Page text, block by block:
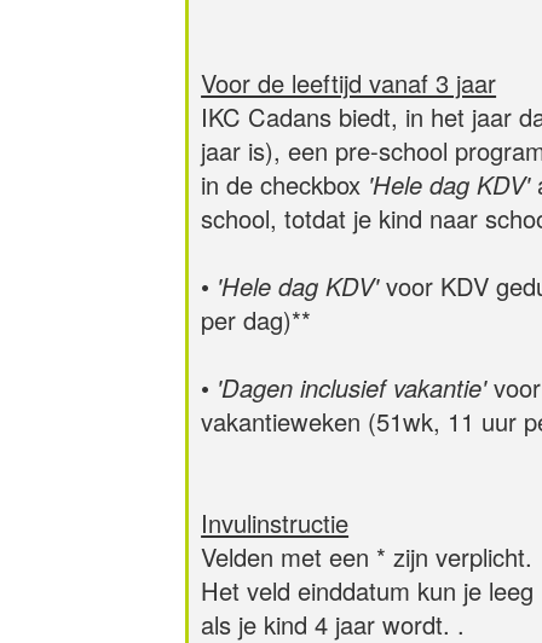
Voor de leeftijd vanaf 3 jaar
IKC Cadans biedt, in het jaar
jaar is), een pre-school
in de checkbox 'Hele dag KDV'
school, totdat je kind naar
• 'Hele dag KDV'voor KDV
per dag)**
• 'Dagen inclusief vakantie'
vakantieweken (51wk, 11 uur
Invulinstructie
Velden met een * zijn verplicht.
Het veld einddatum kun je
als je kind 4 jaar wordt. .